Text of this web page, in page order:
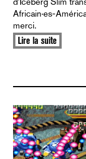
Africain·es-
merci.
Lire la suite